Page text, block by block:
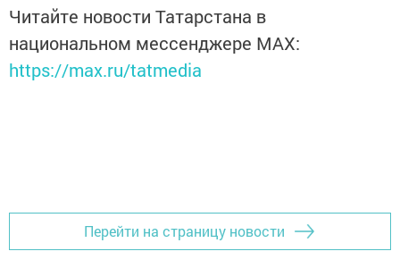
Читайте новости Татарстана в
национальном мессенджере MАХ:
https://max.ru/tatmedia
Перейти на страницу новости